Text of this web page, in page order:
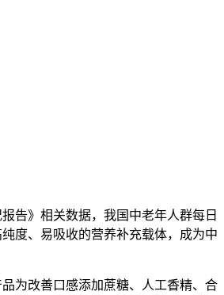
告》相关数据，我国中老年人群每日
度、易吸收的营养补充载体，成为中
为改善口感添加蔗糖、人工香精、合